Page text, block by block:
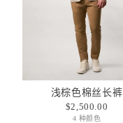
浅棕色棉丝长裤
$2,500.00
4 种颜色